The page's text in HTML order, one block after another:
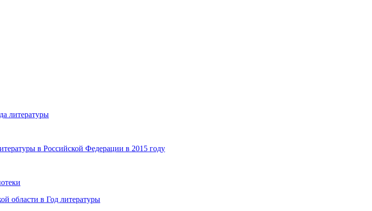
литературы
в Российской Федерации в 2015 году
области в Год литературы